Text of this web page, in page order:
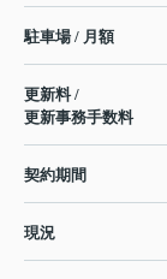
駐車場 / 月額
更新料 /
更新事務手数料
契約期間
現況